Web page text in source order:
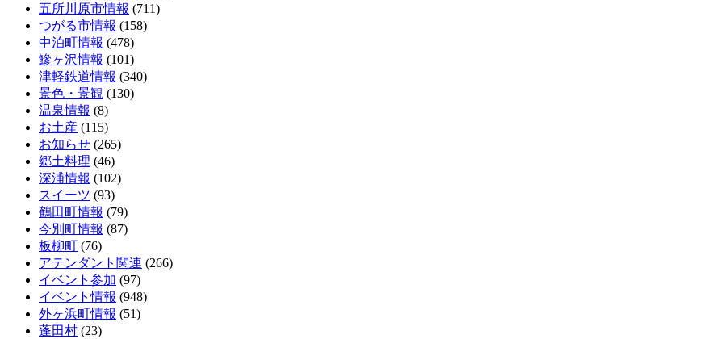
五所川原市情報 (711)
つがる市情報 (158)
中泊町情報 (478)
鰺ヶ沢情報 (101)
津軽鉄道情報 (340)
景色・景観 (130)
温泉情報 (8)
お土産 (115)
お知らせ (265)
郷土料理 (46)
深浦情報 (102)
スイーツ (93)
鶴田町情報 (79)
今別町情報 (87)
板柳町 (76)
アテンダント関連 (266)
イベント参加 (97)
イベント情報 (948)
外ヶ浜町情報 (51)
蓬田村 (23)